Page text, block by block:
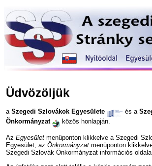
Üdvözöljük
a Szegedi Szlovákok Egyesülete és a
Önkormányzat
közös honlapján.
Az Egyesület menüponton klikkelve a Szegedi
Egyesület, az Önkormányzat menüponton
Szegedi Szlovák Önkormányzat információs